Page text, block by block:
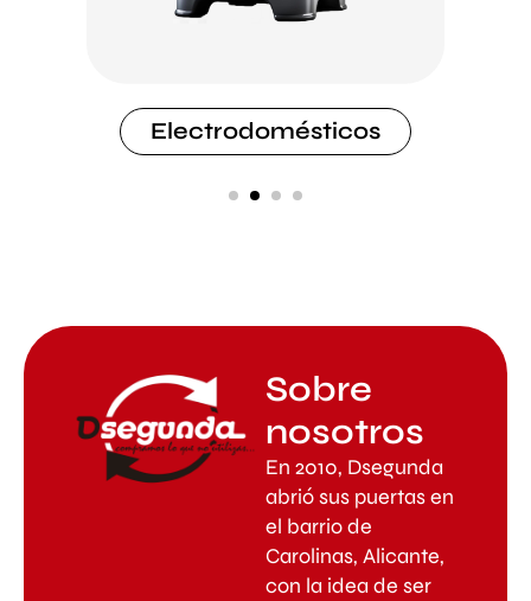
Electrodomésticos
Sobre
nosotros
En 2010, Dsegunda
abrió sus puertas en
el barrio de
Carolinas, Alicante,
con la idea de ser